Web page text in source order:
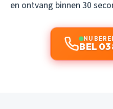
en ontvang binnen 30
NU
BEL